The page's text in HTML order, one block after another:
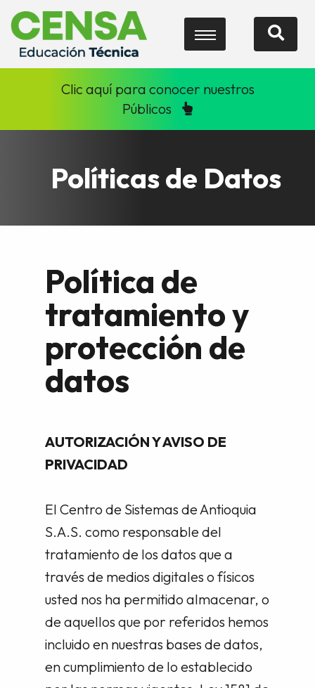
Clic aquí para conocer nuestros
Públicos
Políticas de Datos
Política de
tratamiento y
protección de
datos
AUTORIZACIÓN Y AVISO DE
PRIVACIDAD
El Centro de Sistemas de Antioquia
S.A.S. como responsable del
tratamiento de los datos que a
través de medios digitales o físicos
usted nos ha permitido almacenar, o
de aquellos que por referidos hemos
incluido en nuestras bases de datos,
en cumplimiento de lo establecido